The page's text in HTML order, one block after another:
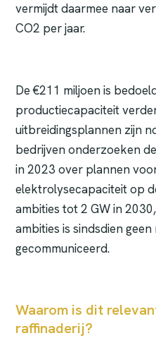
vermijdt daarmee naar
CO2 per jaar.
De €211 miljoen is
productiecapaciteit
uitbreidingsplannen zijn
bedrijven onderzoeken
in 2023 over plannen
elektrolysecapaciteit op
ambities tot 2 GW in
ambities is sindsdien
gecommuniceerd.
Waarom is dit
raffinaderij?